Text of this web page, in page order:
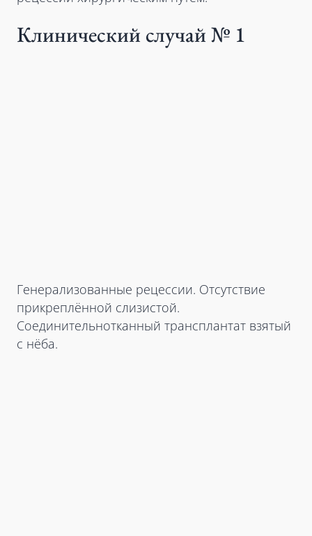
Клинический случай № 1
Генерализованные рецессии. Отсутствие
прикреплённой слизистой.
Соединительнотканный трансплантат взятый
с нёба.